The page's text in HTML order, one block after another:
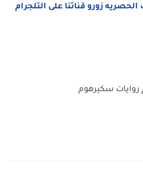
الحصريه زورو قناتنا على التلجرام
روايات سكيرهوم